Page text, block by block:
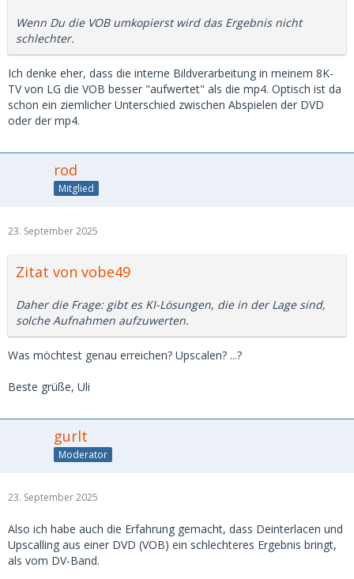
Wenn Du die VOB umkopierst wird das Ergebnis nicht
schlechter.
Ich denke eher, dass die interne Bildverarbeitung in meinem 8K-
TV von LG die VOB besser "aufwertet" als die mp4. Optisch ist da
schon ein ziemlicher Unterschied zwischen Abspielen der DVD
oder der mp4.
rod
Mitglied
23. September 2025
Zitat von vobe49
Daher die Frage: gibt es KI-Lösungen, die in der Lage sind,
solche Aufnahmen aufzuwerten.
Was möchtest genau erreichen? Upscalen? ...?
Beste grüße, Uli
gurlt
Moderator
23. September 2025
Also ich habe auch die Erfahrung gemacht, dass Deinterlacen und
Upscalling aus einer DVD (VOB) ein schlechteres Ergebnis bringt,
als vom DV-Band.